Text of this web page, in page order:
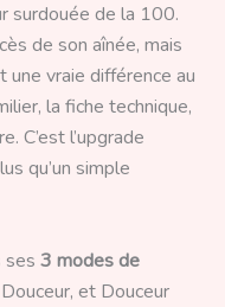
surdouée de la 100.
de son aînée, mais
vraie différence au
la fiche technique,
C’est l’upgrade
qu’un simple
ses 3 modes de
et Douceur